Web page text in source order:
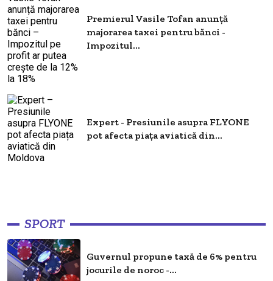
Premierul Vasile Tofan anunță
majorarea taxei pentru bănci -
Impozitul...
Expert - Presiunile asupra FLYONE
pot afecta piața aviatică din...
SPORT
Guvernul propune taxă de 6% pentru
jocurile de noroc -...